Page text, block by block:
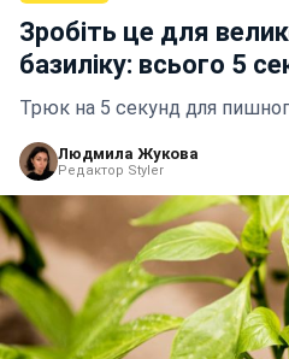
Зробіть це для
базиліку: всього 5
Трюк на 5 секунд для
Людмила Жукова
Редактор Styler